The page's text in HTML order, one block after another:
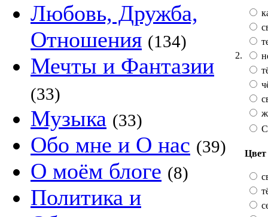
Любовь, Дружба,
Отношения (134)
Мечты и Фантазии
(33)
Музыка (33)
Обо мне и О нас (39)
О моём блоге (8)
Политика и
2.
Цвет